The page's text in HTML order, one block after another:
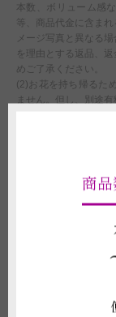
本数、ボリューム感
等、商品代金に含ま
メージ写真と異なる
を理由とする返品、
めご了承ください。
(2)お花を持ち帰るた
ません。但し、別途
の申し込み前に弊社
(3)宅配便で配送した
(4)宅配便で配送した
(5))受注制作（オー
ができません。制作
はご注文者様に全額
配送に関わる重要な
(1)平日15:00以降、
商